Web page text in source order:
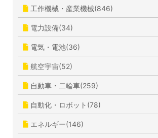
工作機械・産業機械(846)
電力設備(34)
電気・電池(36)
航空宇宙(52)
自動車・二輪車(259)
自動化・ロボット(78)
エネルギー(146)